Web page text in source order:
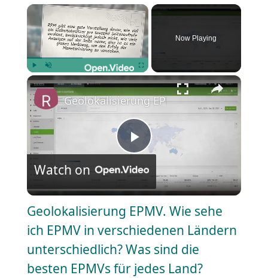
×
Now Playing
×
P
l
a
y
Geolokalisierung EPMV. Wie sehe ich
Watch on
Geolokalisierung EPMV. Wie sehe
ich EPMV in verschiedenen Ländern
unterschiedlich? Was sind die
besten EPMVs für jedes Land?